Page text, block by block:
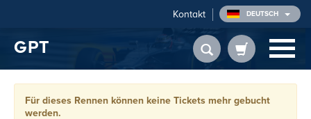
Kontakt DEUTSCH
GPT
Für dieses Rennen können keine Tickets mehr gebucht
werden.